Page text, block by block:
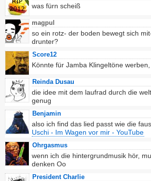
was fürn scheiß
magpul
so ein rotz- der boden bewegt sich
drunter?
Score12
Könnte für Jamba Klingeltöne
Reinda Dusau
die idee mit dem laufrad durch die
genug
Benjamin
also ich find das lied passt wie die
Uschi - Im Wagen vor mir - YouTube
Ohrgasmus
wenn ich die hintergrundmusik hör,
denken Oo
President Charlie